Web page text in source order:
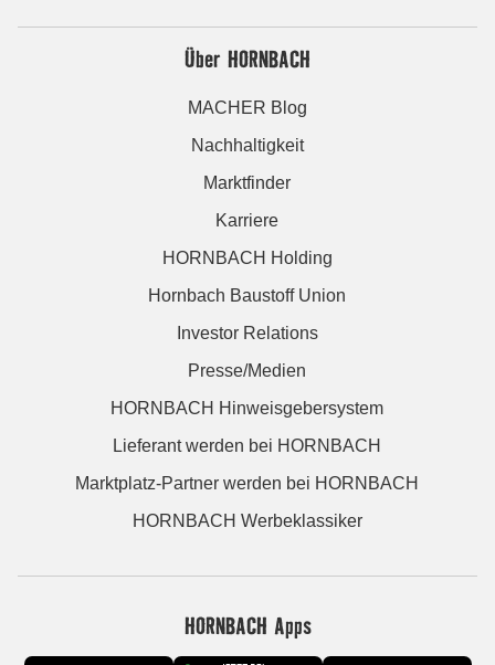
Über HORNBACH
MACHER Blog
Nachhaltigkeit
Marktfinder
Karriere
HORNBACH Holding
Hornbach Baustoff Union
Investor Relations
Presse/Medien
HORNBACH Hinweisgebersystem
Lieferant werden bei HORNBACH
Marktplatz-Partner werden bei HORNBACH
HORNBACH Werbeklassiker
HORNBACH Apps